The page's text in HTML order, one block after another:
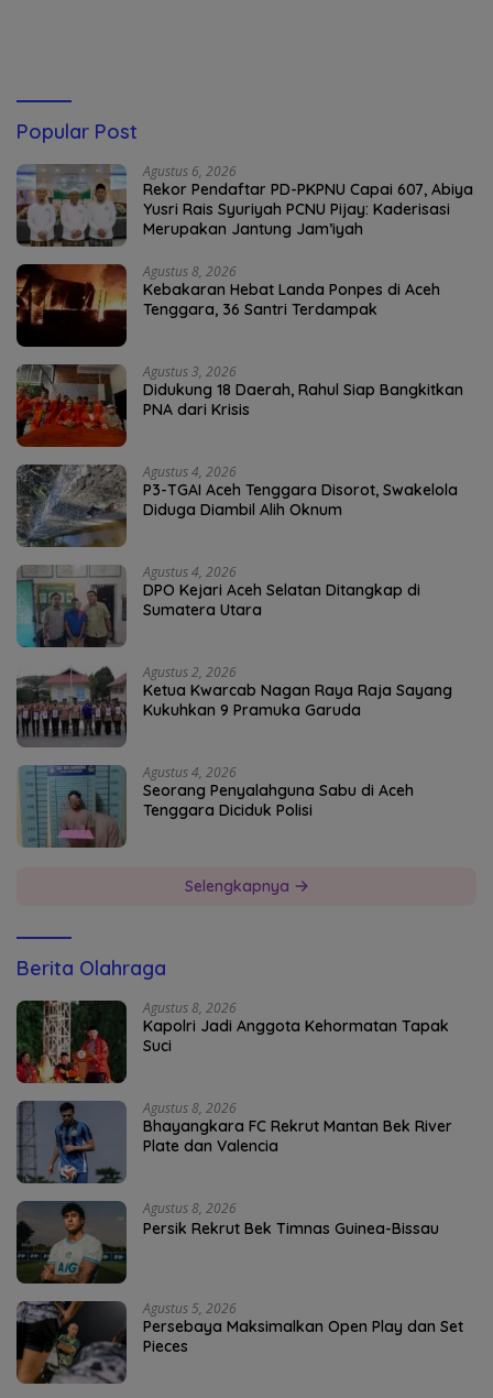
Popular Post
Agustus 6, 2026
Rekor Pendaftar PD-PKPNU Capai 607, Abiya
Yusri Rais Syuriyah PCNU Pijay: Kaderisasi
Merupakan Jantung Jam’iyah
Agustus 8, 2026
Kebakaran Hebat Landa Ponpes di Aceh
Tenggara, 36 Santri Terdampak
Agustus 3, 2026
Didukung 18 Daerah, Rahul Siap Bangkitkan
PNA dari Krisis
Agustus 4, 2026
P3-TGAI Aceh Tenggara Disorot, Swakelola
Diduga Diambil Alih Oknum
Agustus 4, 2026
DPO Kejari Aceh Selatan Ditangkap di
Sumatera Utara
Agustus 2, 2026
Ketua Kwarcab Nagan Raya Raja Sayang
Kukuhkan 9 Pramuka Garuda
Agustus 4, 2026
Seorang Penyalahguna Sabu di Aceh
Tenggara Diciduk Polisi
Selengkapnya
Berita Olahraga
Agustus 8, 2026
Kapolri Jadi Anggota Kehormatan Tapak
Suci
Agustus 8, 2026
Bhayangkara FC Rekrut Mantan Bek River
Plate dan Valencia
Agustus 8, 2026
Persik Rekrut Bek Timnas Guinea-Bissau
Agustus 5, 2026
Persebaya Maksimalkan Open Play dan Set
Pieces